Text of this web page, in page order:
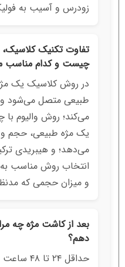
زودرس و آسیب به
تفاوت تکنیک کلاسیک،
چیست و کدام
در روش کلاسیک یک
طبیعی متصل می‌شود
می‌کند؛ روش والیوم با
یک مژه طبیعی، حجم و
می‌دهد؛ و هیبریدی
انتخاب روش مناسب
و میزان حجمی که
بعد از کاشت مژه چه
دهم؟
حداقل